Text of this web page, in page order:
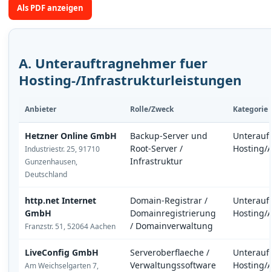
Als PDF anzeigen
A. Unterauftragnehmer fuer
Hosting-/Infrastrukturleistungen
Anbieter Rolle/Zweck Kategorie
Hetzner Online GmbH
Industriestr. 25, 91710
Gunzenhausen,
Deutschland
Backup-Server und
Root-Server /
Infrastruktur
Hosting/
http.net Internet
GmbH
Franzstr. 51, 52064 Aachen
Domain-Registrar /
Domainregistrierung
/ Domainverwaltung
Hosting/
LiveConfig GmbH
Am Weichselgarten 7,
Serveroberflaeche /
Verwaltungssoftware
Hosting/